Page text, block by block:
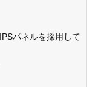
パネルを採用して